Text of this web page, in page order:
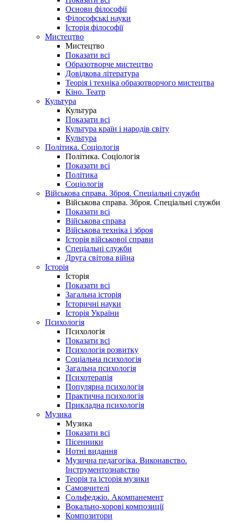
Основи філософії
Філософські науки
Історія філософії
Мистецтво
Мистецтво
Показати всі
Образотворче мистецтво
Довідкова література
Теорія і техніка образотворчого мистецтва
Кіно. Театр
Культура
Культура
Показати всі
Культура країн і народів світу
Культура
Політика. Соціологія
Політика. Соціологія
Показати всі
Політика
Соціологія
Військова справа. Зброя. Спеціальні служби
Військова справа. Зброя. Спеціальні служби
Показати всі
Військова справа
Військова техніка і зброя
Історія військової справи
Спеціальні служби
Друга світова війна
Історія
Історія
Показати всі
Загальна історія
Історичні науки
Історія України
Психологія
Психологія
Показати всі
Психологія розвитку
Соціальна психологія
Загальна психологія
Психотерапія
Популярна психологія
Практична психологія
Прикладна психологія
Музика
Музика
Показати всі
Пісенники
Нотні видання
Музична педагогіка. Виконавство.
Інструментознавство
Теорія та історія музики
Самовчителі
Сольфеджіо. Акомпанемент
Вокально-хорові композиції
Композитори